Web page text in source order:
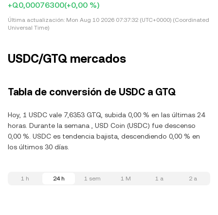
+Q0,00076300(+0,00 %)
Última actualización: Mon Aug 10 2026 07:37:32 (UTC+0000) (Coordinated
Universal Time)
USDC/GTQ mercados
Tabla de conversión de USDC a GTQ
Hoy, 1 USDC vale 7,6353 GTQ, subida 0,00 % en las últimas 24
horas. Durante la semana , USD Coin (USDC) fue descenso
0,00 %. USDC es tendencia bajista, descendiendo 0,00 % en
los últimos 30 días.
1 h 24 h 1 sem 1 M 1 a 2 a